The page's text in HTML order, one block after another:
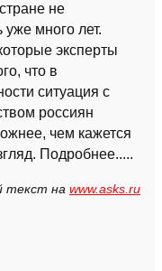
не
много лет.
эксперты
что в
ситуация с
россиян
чем кажется
Подробнее.....
текст на www.asks.ru